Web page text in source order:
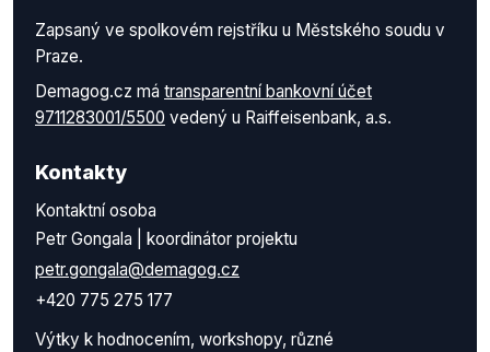
Zapsaný ve spolkovém rejstříku u Městského soudu v
Praze.
Demagog.cz má transparentní bankovní účet
9711283001/5500 vedený u Raiffeisenbank, a.s.
Kontakty
Kontaktní osoba
Petr Gongala | koordinátor projektu
petr.gongala@demagog.cz
+420 775 275 177
Výtky k hodnocením, workshopy, různé